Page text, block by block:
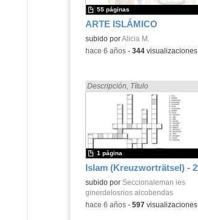
ARTE ISLÁMICO
Contenido educativo.
subido porAlicia M.
55 páginas
-hace 6 años- 344visualizaciones
Encontrado «islamismo» en:
Descripción Título
Contenido educativo.
subido por Seccionaleman ies
ginerdelosrios alcobendas
1 página
-hace 6 años- 597visualizaciones